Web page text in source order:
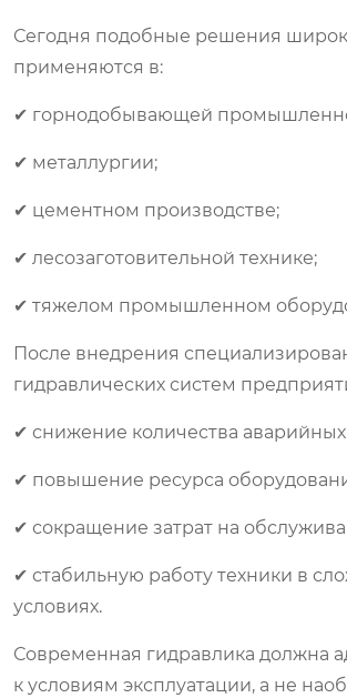
Сегодня подобные решения
применяются в:
✔ горнодобывающей
✔ металлургии;
✔ цементном производстве;
✔ лесозаготовительной технике;
✔ тяжелом промышленном
После внедрения
гидравлических систем
✔ снижение количества аварийных
✔ повышение ресурса
✔ сокращение затрат на
✔ стабильную работу техники в
условиях.
Современная гидравлика должна
к условиям эксплуатации, а не